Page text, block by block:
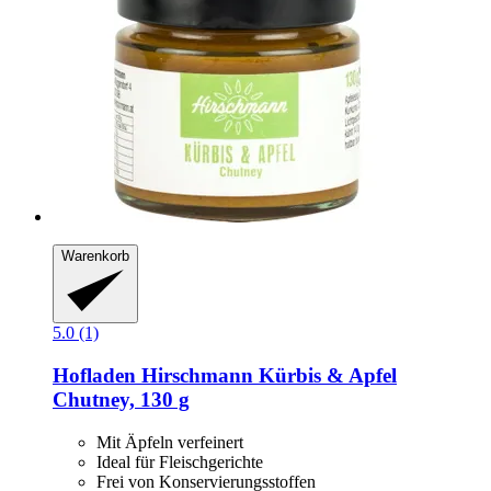
Warenkorb
5.0 (1)
Hofladen Hirschmann Kürbis & Apfel
Chutney, 130 g
Mit Äpfeln verfeinert
Ideal für Fleischgerichte
Frei von Konservierungsstoffen